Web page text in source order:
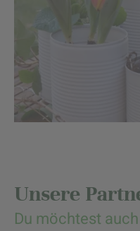
Unsere
Du möchtest